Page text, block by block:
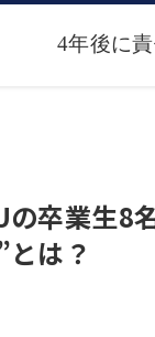
卒業生8
は？